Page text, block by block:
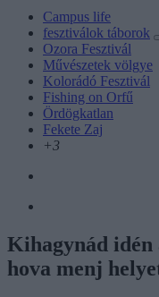
Campus life
fesztiválok táborok
Ozora Fesztivál
Művészetek völgye
Kolorádó Fesztivál
Fishing on Orfű
Ördögkatlan
Fekete Zaj
+3
Kihagynád
hova menj